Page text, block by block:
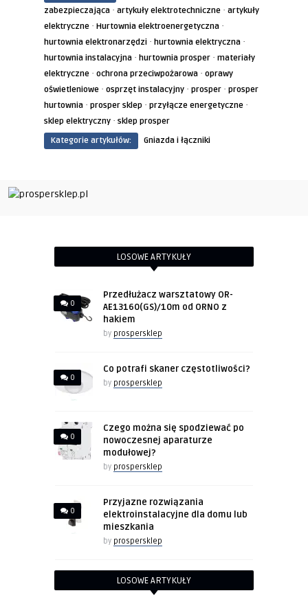
zabezpieczająca · artykuły elektrotechniczne · artykuły
elektryczne · Hurtownia elektroenergetyczna ·
hurtownia elektronarzędzi · hurtownia elektryczna ·
hurtownia instalacyjna · hurtownia prosper · materiały
elektryczne · ochrona przeciwpożarowa · oprawy
oświetleniowe · osprzęt instalacyjny · prosper · prosper
hurtownia · prosper sklep · przyłącze energetyczne ·
sklep elektryczny · sklep prosper
Kategorie artykułów:
Gniazda i łączniki
LOSOWE ARTYKUŁY
0
Przedłużacz warsztatowy OR-
AE13160(GS)/10m od ORNO z
hakiem
by prospersklep
0
Co potrafi skaner częstotliwości?
by prospersklep
0
Czego można się spodziewać po
nowoczesnej aparaturze
modułowej?
by prospersklep
0
Przyjazne rozwiązania
elektroinstalacyjne dla domu lub
mieszkania
by prospersklep
LOSOWE ARTYKUŁY